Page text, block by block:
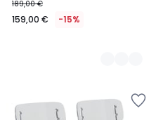
189,00 €
159,00 € -15%